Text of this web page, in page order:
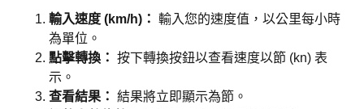
輸入速度 (km/h)： 輸入您的速度值，以公里每小時
為單位。
點擊轉換： 按下轉換按鈕以查看速度以節 (kn) 表
示。
查看結果： 結果將立即顯示為節。